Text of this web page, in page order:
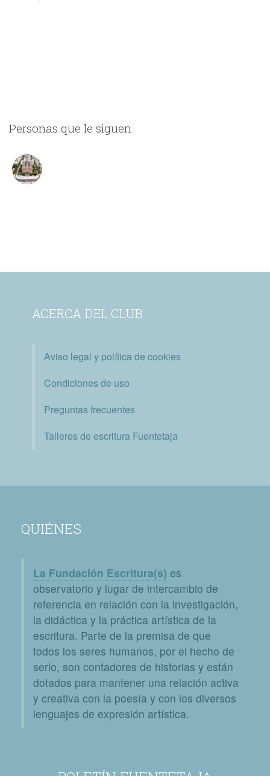
Personas que le siguen
ACERCA DEL CLUB
Aviso legal y política de cookies
Condiciones de uso
Preguntas frecuentes
Talleres de escritura Fuentetaja
QUIÉNES
La Fundación Escritura(s) es
observatorio y lugar de intercambio de
referencia en relación con la investigación,
la didáctica y la práctica artística de la
escritura. Parte de la premisa de que
todos los seres humanos, por el hecho de
serlo, son contadores de historias y están
dotados para mantener una relación activa
y creativa con la poesía y con los diversos
lenguajes de expresión artística.